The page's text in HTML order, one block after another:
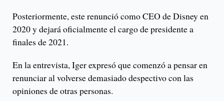
Posteriormente, este renunció como CEO de Disney en
2020 y dejará oficialmente el cargo de presidente a
finales de 2021.
En la entrevista, Iger expresó que comenzó a pensar en
renunciar al volverse demasiado despectivo con las
opiniones de otras personas.